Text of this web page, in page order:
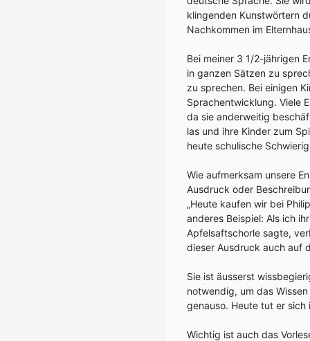
klingenden Kunstwörtern
Nachkommen im
Bei meiner 3 1/2-jährigen
in ganzen Sätzen zu
zu sprechen. Bei einigen
Sprachentwicklung. Viele
da sie anderweitig
las und ihre Kinder zum
heute schulische
Wie aufmerksam unsere
Ausdruck oder
„Heute kaufen wir bei
anderes Beispiel: Als ich
Apfelsaftschorle sagte,
dieser Ausdruck auch auf
Sie ist äusserst
notwendig, um das
genauso. Heute tut er sich
Wichtig ist auch das